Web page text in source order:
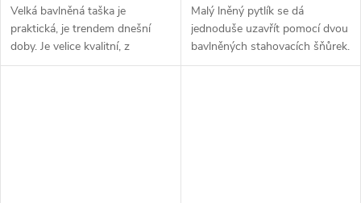
Velká bavlněná taška je
praktická, je trendem dnešní
doby. Je velice kvalitní, z
hrubého plátna. Uvnitř
Malý lněný pytlík se dá
jednoduše uzavřít pomocí dvou
bavlněných stahovacích šňůrek.
Použití: využijete jej k